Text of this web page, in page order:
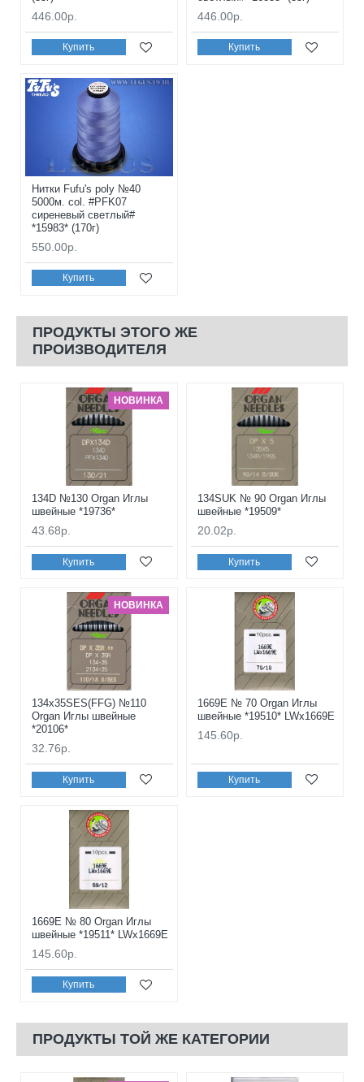
446.00р.
Купить
446.00р.
Купить
Нитки Fufu's poly №40
5000м. col. #PFK07
сиреневый светлый#
*15983* (170г)
550.00р.
Купить
ПРОДУКТЫ ЭТОГО ЖЕ
ПРОИЗВОДИТЕЛЯ
НОВИНКА
134D №130 Organ Иглы
швейные *19736*
43.68р.
Купить
134SUK № 90 Organ Иглы
швейные *19509*
20.02р.
Купить
НОВИНКА
134x35SES(FFG) №110
Organ Иглы швейные
*20106*
32.76р.
Купить
1669E № 70 Organ Иглы
швейные *19510* LWx1669E
145.60р.
Купить
1669E № 80 Organ Иглы
швейные *19511* LWx1669E
145.60р.
Купить
ПРОДУКТЫ ТОЙ ЖЕ КАТЕГОРИИ